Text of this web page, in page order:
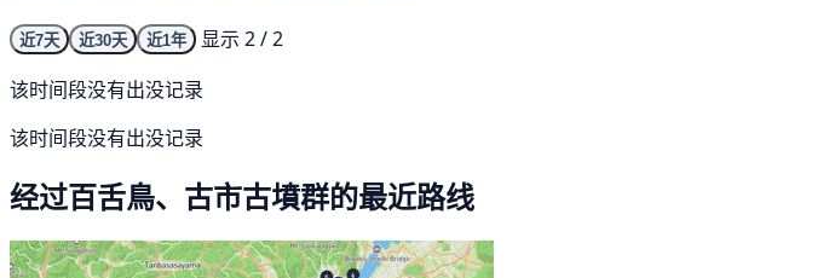
近7天 近30天 近1年
显示 2 / 2
该时间段没有出没记录
该时间段没有出没记录
经过百舌鳥、古市古墳群的最近路线